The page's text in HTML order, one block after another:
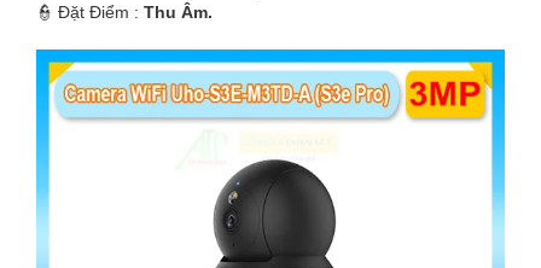
️👮 Đặt Điểm : Thu Âm.